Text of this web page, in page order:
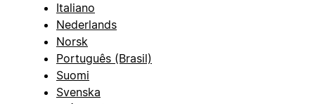
Italiano
Nederlands
Norsk
Português (Brasil)
Suomi
Svenska